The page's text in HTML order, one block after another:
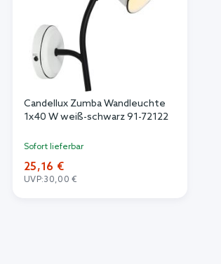
Candellux Zumba Wandleuchte
1x40 W weiß-schwarz 91-72122
Sofort lieferbar
25,16 €
UVP:30,00 €